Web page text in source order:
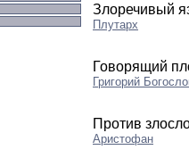
Злоречивый
Плутарх
Говорящий
Григорий
Против
Аристофан